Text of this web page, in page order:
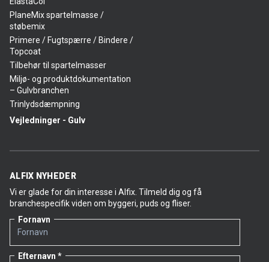
PlaneMix spartelmasse /
støbemix
Primere / Fugtspærre / Bindere /
Topcoat
Tilbehør til spartelmasser
Miljø- og produktdokumentation
– Gulvbranchen
Trinlydsdæmpning
Vejledninger - Gulv
ALFIX NYHEDER
Vi er glade for din interesse i Alfix. Tilmeld dig og få
branchespecifik viden om byggeri, puds og fliser.
Fornavn
Efternavn